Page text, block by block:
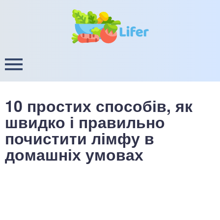
10 простих способів, як
швидко і правильно
почистити лімфу в
домашніх умовах
/ звуження судин
енергії, уваги